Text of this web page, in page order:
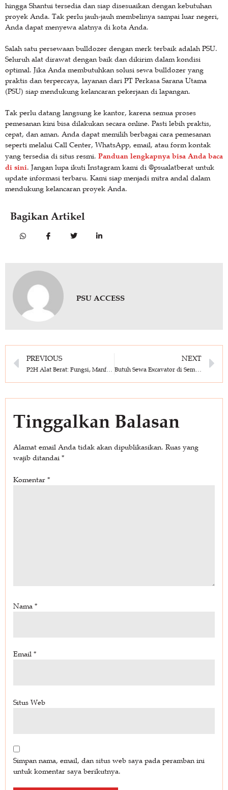
hingga Shantui tersedia dan siap disesuaikan dengan kebutuhan
proyek Anda. Tak perlu jauh-jauh membelinya sampai luar negeri,
Anda dapat menyewa alatnya di kota Anda.
Salah satu persewaan bulldozer dengan merk terbaik adalah PSU.
Seluruh alat dirawat dengan baik dan dikirim dalam kondisi
optimal. Jika Anda membutuhkan solusi sewa bulldozer yang
praktis dan terpercaya, layanan dari PT Perkasa Sarana Utama
(PSU) siap mendukung kelancaran pekerjaan di lapangan.
Tak perlu datang langsung ke kantor, karena semua proses
pemesanan kini bisa dilakukan secara online. Pasti lebih praktis,
cepat, dan aman. Anda dapat memilih berbagai cara pemesanan
seperti melalui Call Center, WhatsApp, email, atau form kontak
yang tersedia di situs resmi. Panduan lengkapnya bisa Anda baca
di sini. Jangan lupa ikuti Instagram kami di @psualatberat untuk
update informasi terbaru. Kami siap menjadi mitra andal dalam
mendukung kelancaran proyek Anda.
Bagikan Artikel
PSU ACCESS
PREVIOUS NEXT
Tinggalkan Balasan
Alamat email Anda tidak akan dipublikasikan. Ruas yang
wajib ditandai *
Komentar *
Nama *
Email *
Situs Web
Simpan nama, email, dan situs web saya pada peramban ini
untuk komentar saya berikutnya.